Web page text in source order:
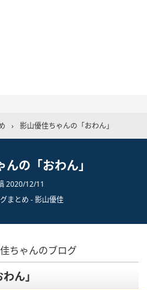
› 影山優佳ちゃんの「おわん」
の「おわん」
2020/12/11
まとめ -影山優佳
ちゃんのブログ
ん」